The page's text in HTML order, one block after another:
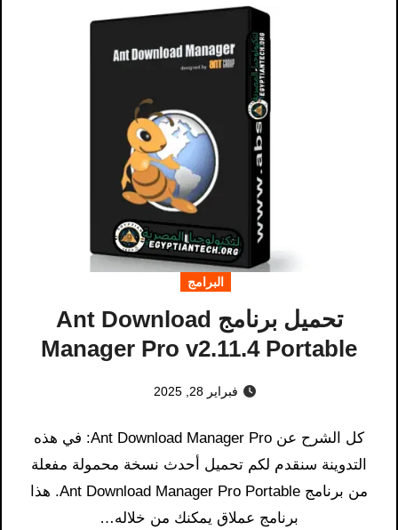
البرامج
تحميل برنامج Ant Download
Manager Pro v2.11.4 Portable
فبراير 28, 2025
كل الشرح عن Ant Download Manager Pro: في هذه
التدوينة سنقدم لكم تحميل أحدث نسخة محمولة مفعلة
من برنامج Ant Download Manager Pro Portable. هذا
برنامج عملاق يمكنك من خلاله…